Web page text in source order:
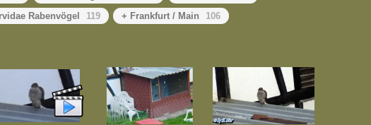
Rabenvögel 119 + Frankfurt / Main 106